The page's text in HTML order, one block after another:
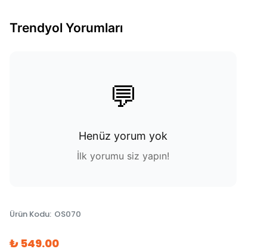
Trendyol Yorumları
💬
Henüz yorum yok
İlk yorumu siz yapın!
Ürün Kodu: OS070
₺ 549.00